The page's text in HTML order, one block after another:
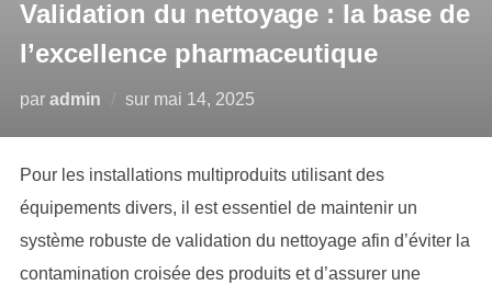
Validation du nettoyage : la base de
l’excellence pharmaceutique
par admin sur mai 14, 2025
Pour les installations multiproduits utilisant des
équipements divers, il est essentiel de maintenir un
système robuste de validation du nettoyage afin d’éviter la
contamination croisée des produits et d’assurer une